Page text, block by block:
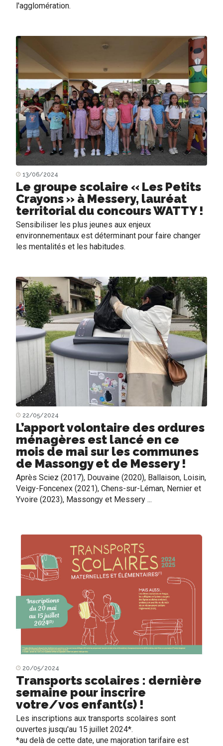
l'agglomération.
13/06/2024
Le groupe scolaire « Les Petits
Crayons » à Messery, lauréat
territorial du concours WATTY !
Sensibiliser les plus jeunes aux enjeux
environnementaux est déterminant pour faire changer
les mentalités et les habitudes.
22/05/2024
L’apport volontaire des ordures
ménagères est lancé en ce
mois de mai sur les communes
de Massongy et de Messery !
Après Sciez (2017), Douvaine (2020), Ballaison, Loisin,
Veigy-Foncenex (2021), Chens-sur-Léman, Nernier et
Yvoire (2023), Massongy et Messery ...
20/05/2024
Transports scolaires : dernière
semaine pour inscrire
votre/vos enfant(s) !
Les inscriptions aux transports scolaires sont
ouvertes jusqu'au 15 juillet 2024*.
*au delà de cette date, une majoration tarifaire est